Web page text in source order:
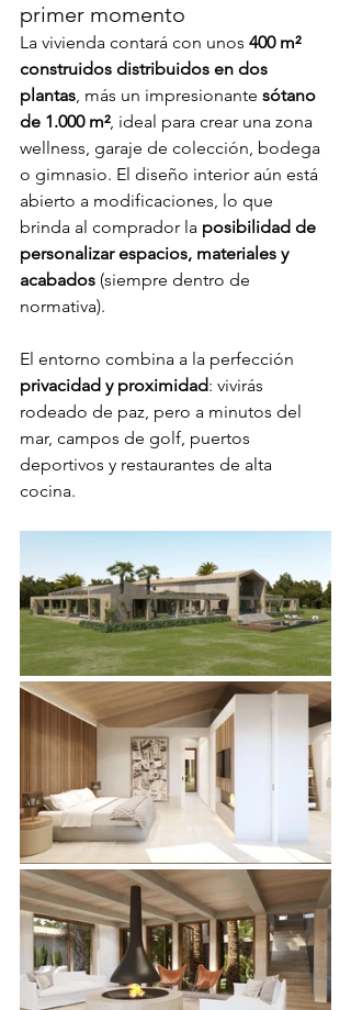
primer momento
La vivienda contará con unos 400 m²
construidos distribuidos en dos
plantas, más un impresionante sótano
de 1.000 m², ideal para crear una zona
wellness, garaje de colección, bodega
o gimnasio. El diseño interior aún está
abierto a modificaciones, lo que
brinda al comprador la posibilidad de
personalizar espacios, materiales y
acabados (siempre dentro de
normativa).
El entorno combina a la perfección
privacidad y proximidad: vivirás
rodeado de paz, pero a minutos del
mar, campos de golf, puertos
deportivos y restaurantes de alta
cocina.